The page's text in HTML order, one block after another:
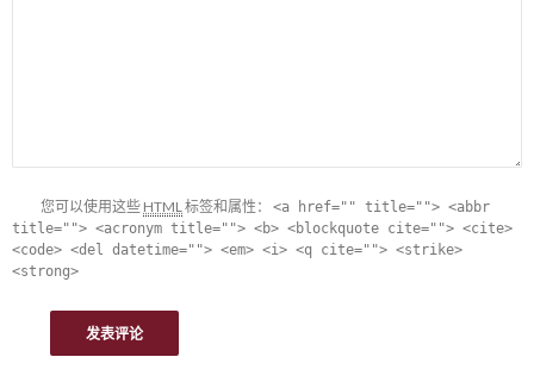
您可以使用这些 HTML标签和属性： <a href="" title=""> <abbr
title=""> <acronym title=""> <b> <blockquote cite=""> <cite>
<code> <del datetime=""> <em> <i> <q cite=""> <strike>
<strong>